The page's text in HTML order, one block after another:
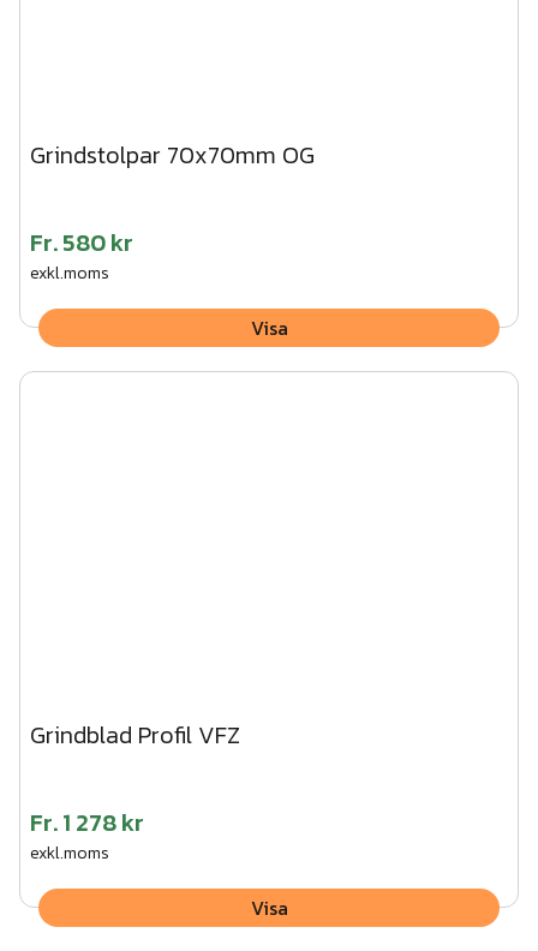
Grindstolpar 70x70mm OG
Fr.580 kr
exkl.moms
Visa
Grindblad Profil VFZ
Fr.1 278 kr
exkl.moms
Visa